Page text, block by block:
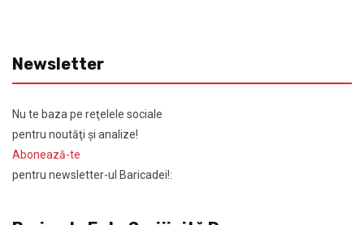
Newsletter
Nu te baza pe reţelele sociale
pentru noutăţi şi analize!
Abonează-te
pentru newsletter-ul Baricadei!: